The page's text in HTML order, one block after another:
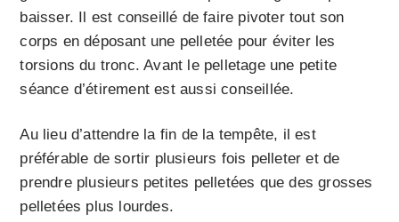
baisser. Il est conseillé de faire pivoter tout son
corps en déposant une pelletée pour éviter les
torsions du tronc. Avant le pelletage une petite
séance d’étirement est aussi conseillée.
Au lieu d’attendre la fin de la tempête, il est
préférable de sortir plusieurs fois pelleter et de
prendre plusieurs petites pelletées que des grosses
pelletées plus lourdes.